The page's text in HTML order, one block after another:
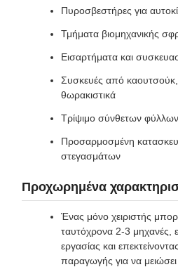
Πυροσβεστήρες για
Τμήματα βιομηχανικής
Εισαρτήματα και
Συσκευές από καουτσούκ,
θωρακιστικά
Τρίψιμο σύνθετων φύλλων
Προσαρμοσμένη
στεγασμάτων
Προχωρημένα
Ένας μόνο χειριστής
ταυτόχρονα 2-3 μηχανές,
εργασίας και
παραγωγής για να